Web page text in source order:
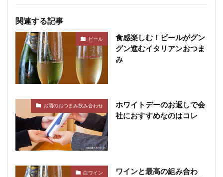
関連する記事
ビール
食感楽しむ！ビールがグン
グン進むイタリアンおつま
み
お酒のおつまみ飲み合わせ
ホワイトデーのお返しで会
社におすすめなのはコレ
白ワイン
ワインと最高の組み合わ